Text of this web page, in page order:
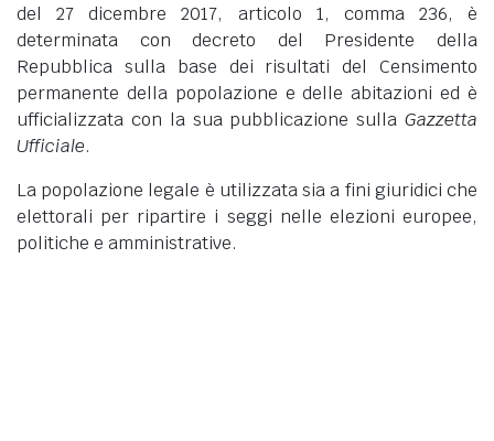
del 27 dicembre 2017, articolo 1, comma 236, è
determinata con decreto del Presidente della
Repubblica sulla base dei risultati del Censimento
permanente della popolazione e delle abitazioni ed è
ufficializzata con la sua pubblicazione sulla Gazzetta
Ufficiale.
La popolazione legale è utilizzata sia a fini giuridici che
elettorali per ripartire i seggi nelle elezioni europee,
politiche e amministrative.